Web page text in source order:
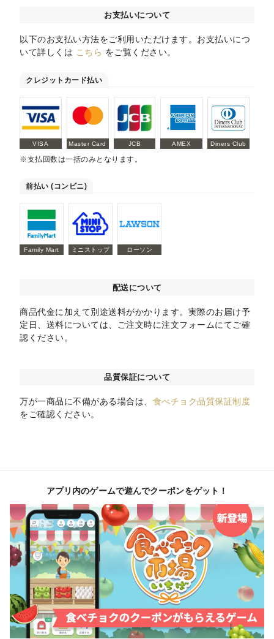
お支払いについて
以下のお支払い方法をご利用いただけます。お支払いにつ
いて詳しくは こちら をご覧ください。
クレジットカード払い
VISA Master Card JCB AMEX Diners Club
※支払回数は一括のみとなります。
前払い (コンビニ)
Family Mart ミニストップ ローソン
配送について
商品代金に加えて別途送料がかかります。実際のお届け予
定日、送料については、ご注文時に注文フォームにてご確
認ください。
品質保証について
万が一商品に不備がある場合は、 食べチョク品質保証制度
をご確認ください。
アプリ内のゲームで遊んでクーポンをゲット！